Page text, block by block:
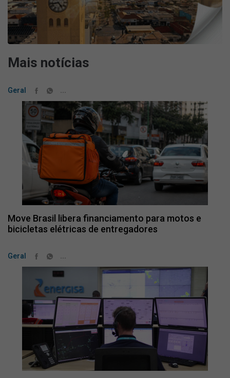
Mais notícias
Geral ...
Move Brasil libera financiamento para motos e
bicicletas elétricas de entregadores
Geral ...